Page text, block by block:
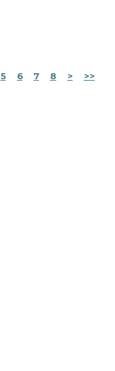
5 6 7 8 > >>